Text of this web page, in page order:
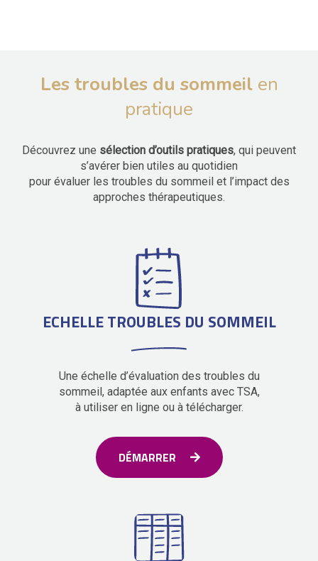
Les troubles du sommeilen
pratique
Découvrez une sélection d’outils pratiques, qui peuvent
s’avérer bien utiles au quotidien
pour évaluer les troubles du sommeil et l’impact des
approches thérapeutiques.
ECHELLE TROUBLES DU SOMMEIL
Une échelle d’évaluation des troubles du
sommeil, adaptée aux enfants avec TSA,
à utiliser en ligne ou à télécharger.
DÉMARRER